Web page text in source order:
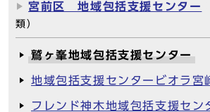
宮前区 地域包括支援センター
類）
鷲ヶ峯地域包括支援センター
地域包括支援センタービオラ宮
フレンド神木地域包括支援セン